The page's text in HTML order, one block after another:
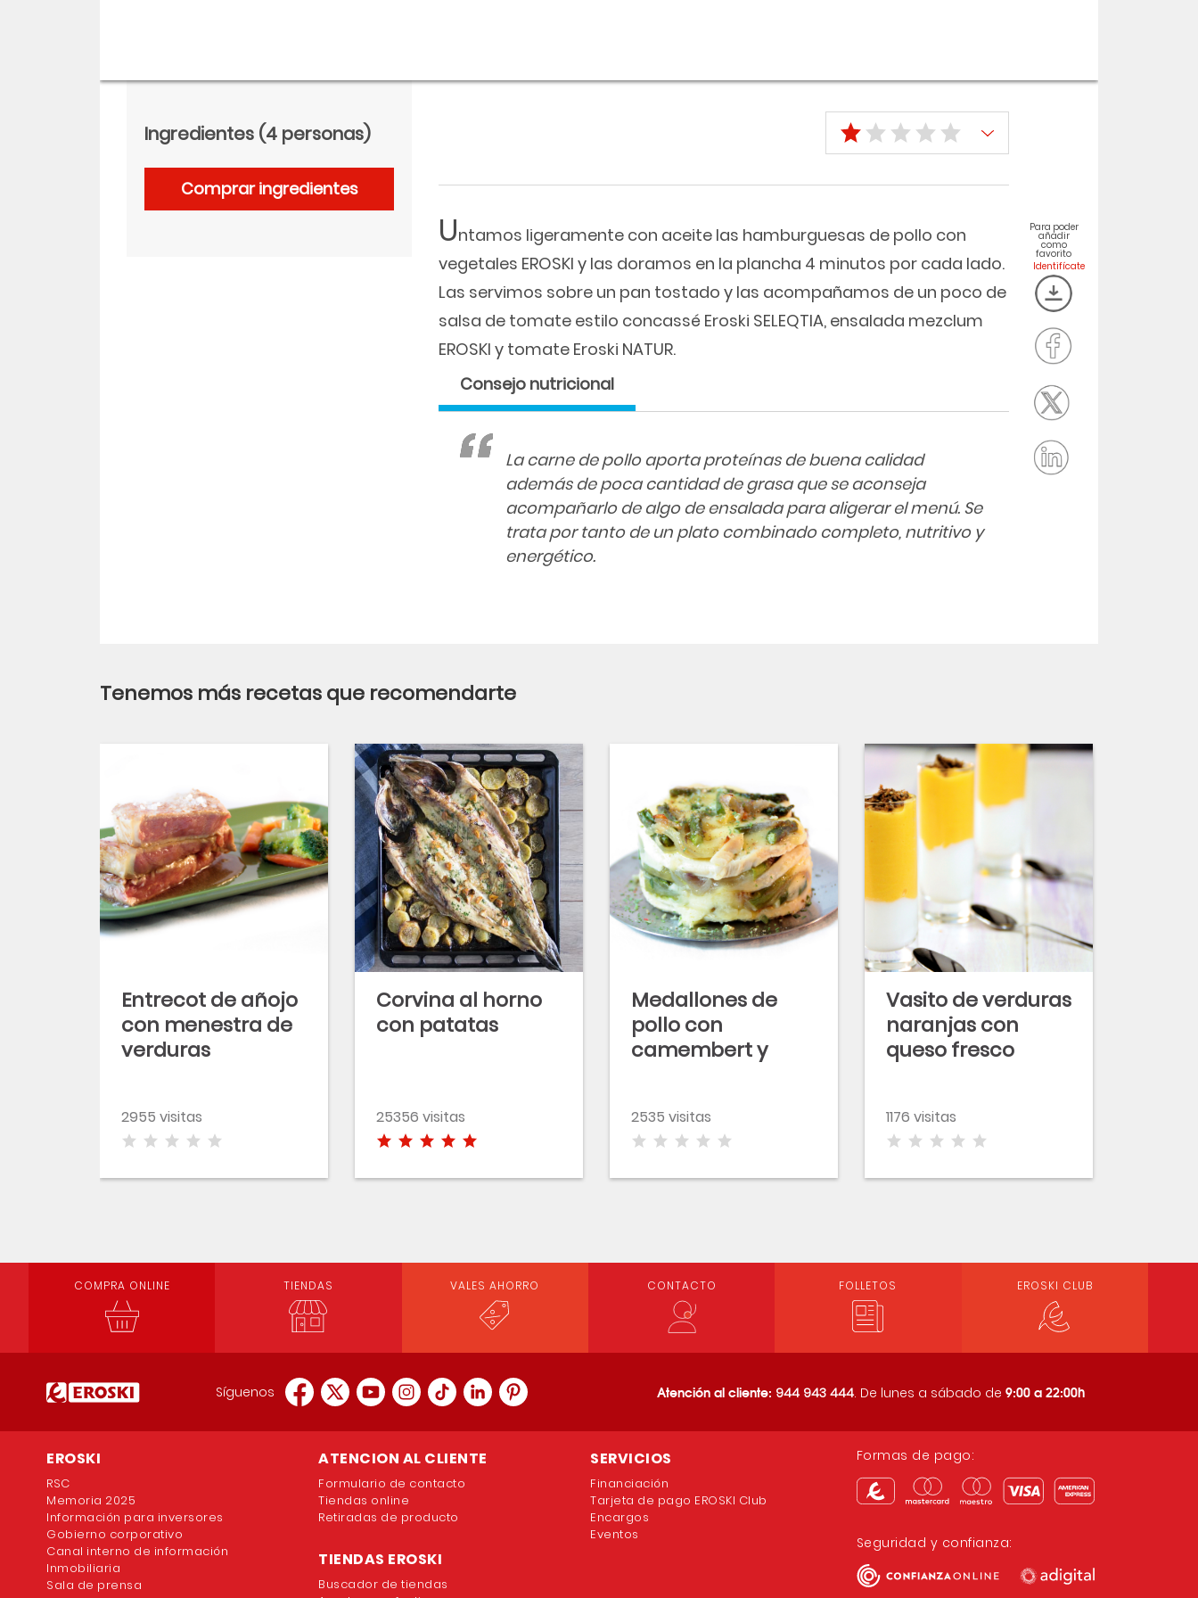
Untamos ligeramente con aceite las hamburguesas de pollo con
vegetales EROSKI y las doramos en la plancha 4 minutos por cada lado.
Las servimos sobre un pan tostado y las acompañamos de un poco de
salsa de tomate estilo concassé Eroski SELEQTIA, ensalada mezclum
EROSKI y tomate Eroski NATUR.
Consejo nutricional
La carne de pollo aporta proteínas de buena calidad
además de poca cantidad de grasa que se aconseja
acompañarlo de algo de ensalada para aligerar el menú. Se
trata por tanto de un plato combinado completo, nutritivo y
energético.
Para poder
añadir
como
favorito
Ingredientes (4 personas)
Comprar ingredientes
Tenemos más recetas que recomendarte
Entrecot de añojo
con menestra de
verduras
2955 visitas
Corvina al horno
con patatas
25356 visitas
Medallones de
pollo con
camembert y
trigueros
2535 visitas
Vasito de verduras
naranjas con
queso fresco
1176 visitas
COMPRA ONLINE TIENDAS VALES AHORRO CONTACTO FOLLETOS EROSKI CLUB
Síguenos Atención al cliente: 944 943 444. De lunes a sábado de 9:00 a 22:00h
EROSKI
RSC
Memoria 2025
Información para inversores
Gobierno corporativo
Canal interno de información
Inmobiliaria
Sala de prensa
ATENCION AL CLIENTE
Formulario de contacto
Tiendas online
Retiradas de producto
TIENDAS EROSKI
Buscador de tiendas
SERVICIOS
Financiación
Tarjeta de pago EROSKI Club
Encargos
Eventos
Formas de pago:
Seguridad y confianza: